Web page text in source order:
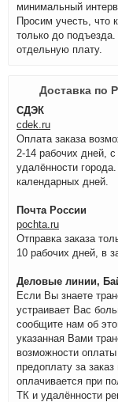
минимальный
Просим учесть, что
только до
отдельную плату.
Доставка по
СДЭК
cdek.ru
Оплата заказа
2-14 рабочих дней,
удалённости
календарных дней.
Почта России
pochta.ru
Отправка заказа
10 рабочих дней, в
Деловые линии,
Если Вы знаете
устраивает Вас
сообщите нам об
указанная Вами
возможности
предоплату за
оплачивается при
ТК и удалённости